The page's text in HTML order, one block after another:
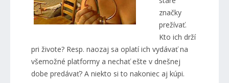
značky
prežívať.
Kto ich drží
pri živote? Resp. naozaj sa oplatí ich vydávať na
všemožné platformy a nechať ešte v dnešnej
dobe predávať? A niekto si to nakoniec aj kúpi.